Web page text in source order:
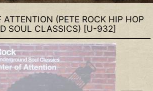
ATTENTION (PETE ROCK HIP HOP
SOUL CLASSICS) [U-932]